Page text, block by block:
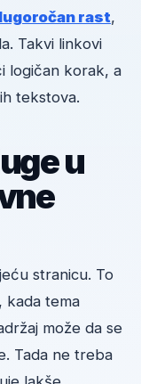
rast,
Takvi linkovi
logičan korak, a
tekstova.
u
stranicu. To
kada tema
može da se
Tada ne treba